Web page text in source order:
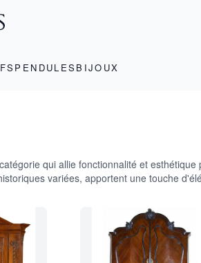
PENDULES BIJOUX
qui allie fonctionnalité et
variées, apportent une touche